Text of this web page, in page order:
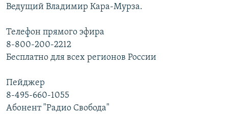
Ведущий Владимир Кара-Мурза.
Телефон прямого эфира
8-800-200-2212
Бесплатно для всех регионов России
Пейджер
8-495-660-1055
Абонент "Радио Свобода"